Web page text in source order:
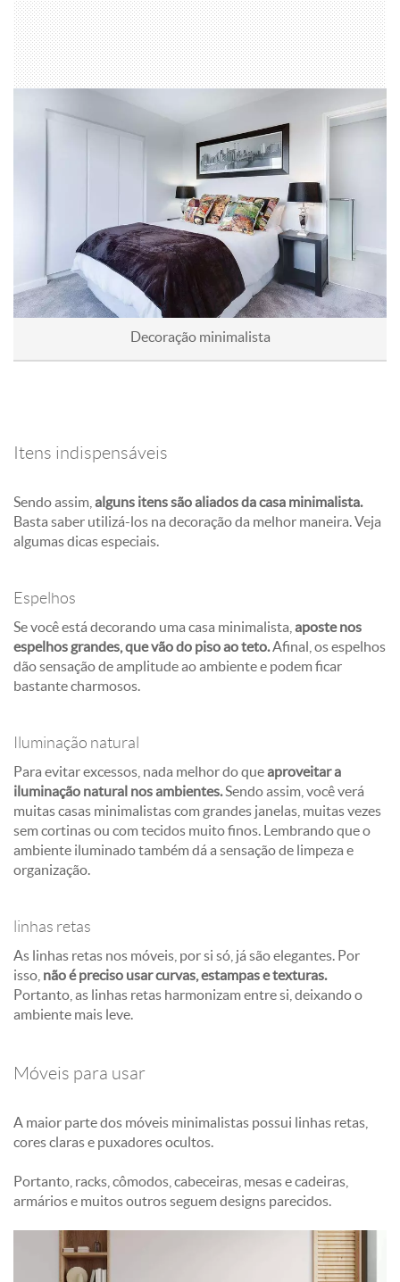
Decoração minimalista
Itens indispensáveis
Sendo assim, alguns itens são aliados da casa minimalista.
Basta saber utilizá-los na decoração da melhor maneira. Veja
algumas dicas especiais.
Espelhos
Se você está decorando uma casa minimalista, aposte nos
espelhos grandes, que vão do piso ao teto.Afinal, os espelhos
dão sensação de amplitude ao ambiente e podem ficar
bastante charmosos.
Iluminação natural
Para evitar excessos, nada melhor do queaproveitar a
iluminação natural nos ambientes.Sendo assim, você verá
muitas casas minimalistas com grandes janelas, muitas vezes
sem cortinas ou com tecidos muito finos. Lembrando que o
ambiente iluminado também dá a sensação de limpeza e
organização.
linhas retas
As linhas retas nos móveis, por si só, já são elegantes. Por
isso, não é preciso usar curvas, estampas e texturas.
Portanto, as linhas retas harmonizam entre si, deixando o
ambiente mais leve.
Móveis para usar
A maior parte dos móveis minimalistas possui linhas retas,
cores claras e puxadores ocultos.
Portanto, racks, cômodos, cabeceiras, mesas e cadeiras,
armários e muitos outros seguem designs parecidos.